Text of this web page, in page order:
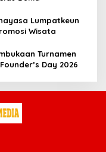
Lumpatkeun
Wisata
Turnamen
Day 2026